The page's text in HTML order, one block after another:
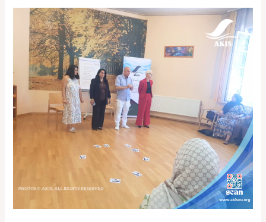
Bericht über
dritten Workshop
„Frauen
gegen
Extremismus
und
Gewalt“